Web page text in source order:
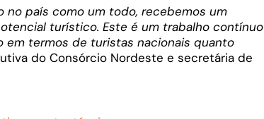
no país como um todo, recebemos um
turístico. Este é um trabalho contínuo
termos de turistas nacionais quanto
do Consórcio Nordeste e secretária de